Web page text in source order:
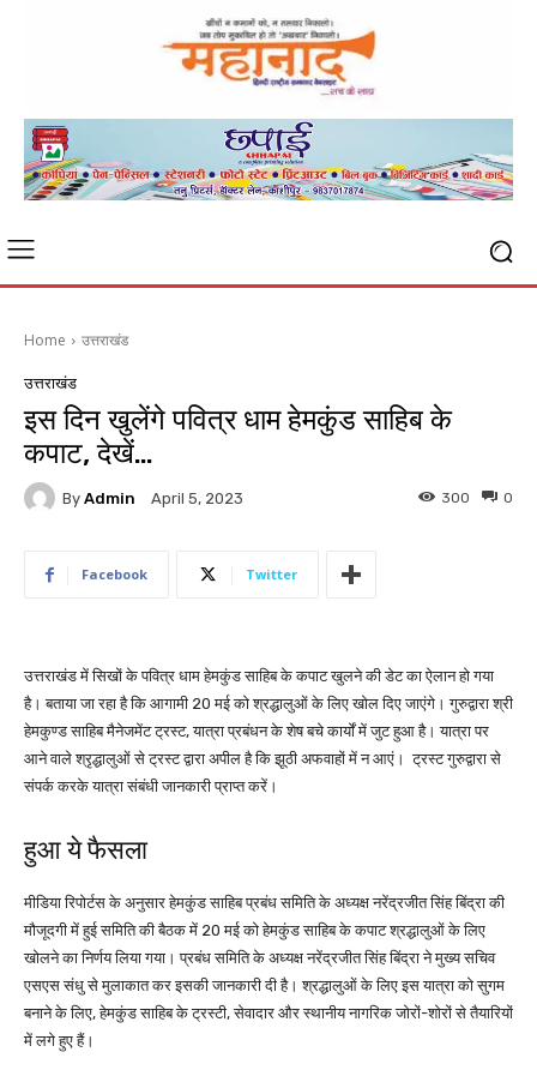
Home उत्तराखंड
उत्तराखंड
इस दिन खुलेंगे पवित्र धाम हेमकुंड साहिब के
कपाट, देखें…
By Admin April 5, 2023 0
300
Facebook Twitter
उत्तराखंड में सिखों के पवित्र धाम हेमकुंड साहिब के कपाट खुलने की डेट का ऐलान हो गया
है। बताया जा रहा है कि आगामी 20 मई को श्रद्धालुओं के लिए खोल दिए जाएंगे। गुरुद्वारा श्री
हेमकुण्ड साहिब मैनेजमेंट ट्रस्ट, यात्रा प्रबंधन के शेष बचे कार्यों में जुट हुआ है। यात्रा पर
आने वाले श्रृद्धालुओं से ट्रस्ट द्वारा अपील है कि झूठी अफवाहों में न आएं। ट्रस्ट गुरुद्वारा से
संपर्क करके यात्रा संबंधी जानकारी प्राप्त करें।
हुआ ये फैसला
मीडिया रिपोर्टस के अनुसार हेमकुंड साहिब प्रबंध समिति के अध्यक्ष नरेंद्रजीत सिंह बिंद्रा की
मौजूदगी में हुई समिति की बैठक में 20 मई को हेमकुंड साहिब के कपाट श्रद्धालुओं के लिए
खोलने का निर्णय लिया गया। प्रबंध समिति के अध्यक्ष नरेंद्रजीत सिंह बिंद्रा ने मुख्य सचिव
एसएस संधु से मुलाकात कर इसकी जानकारी दी है। श्रद्धालुओं के लिए इस यात्रा को सुगम
बनाने के लिए, हेमकुंड साहिब के ट्रस्टी, सेवादार और स्थानीय नागरिक जोरों-शोरों से तैयारियों
में लगे हुए हैं।